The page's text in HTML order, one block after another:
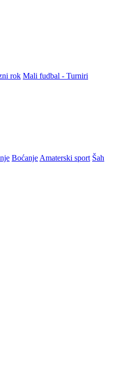
rok Mali fudbal - Turniri
Boćanje Amaterski sport Šah